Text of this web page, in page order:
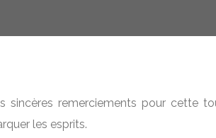
sincères remerciements pour cette
les esprits.